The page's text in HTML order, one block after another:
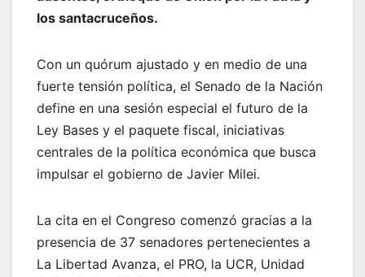
los santacruceños.
Con un quórum ajustado y en medio de una
fuerte tensión política, el Senado de la Nación
define en una sesión especial el futuro de la
Ley Bases y el paquete fiscal, iniciativas
centrales de la política económica que busca
impulsar el gobierno de Javier Milei.
La cita en el Congreso comenzó gracias a la
presencia de 37 senadores pertenecientes a
La Libertad Avanza, el PRO, la UCR, Unidad